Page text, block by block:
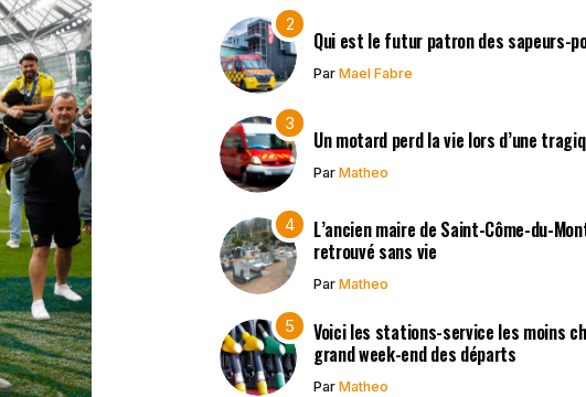
Qui est le futur patron des sapeurs-
Par Mael Fabre
Un motard perd la vie lors d’une
Par Matheo
L’ancien maire de Saint-Côme-du-
retrouvé sans vie
Par Matheo
Voici les stations-service les moins
grand week-end des départs
Par Matheo